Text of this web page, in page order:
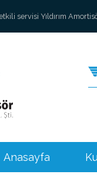
servisi Yıldırım
Anasayfa